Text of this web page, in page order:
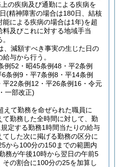
の疾病及び通勤による疾病を
(精神障害の場合は180日、結核
による疾病の場合は1年)を超
及びこれに対する地域手当
、減額すべき事実の生じた日の
与から行う。
例52・昭45条例48・平2条例
条例9・平7条例8・平14条例
平22条例12・平26条例16・令元
一部改正)
えて勤務を命ぜられた職員に
勤務した全時間に対して、勤
規定する勤務1時間当たりの給与
した次に掲げる勤務の区分に
から100分の150までの範囲内
務が午後10時から翌日の午前5
の割合に100分の25を加算し